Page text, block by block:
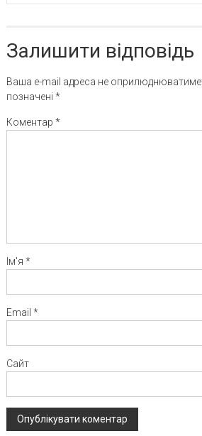
Залишити відповідь
Ваша e-mail адреса не
позначені *
Коментар *
Ім'я *
Email *
Сайт